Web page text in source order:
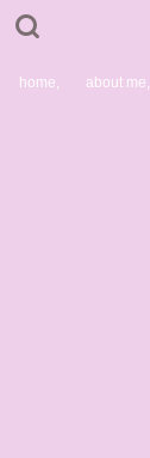
home, about me,